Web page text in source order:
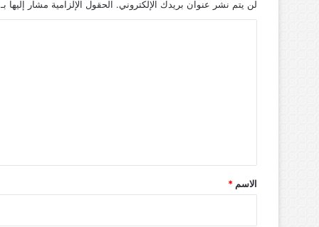
لن يتم نشر عنوان بريدك الإلكتروني. الحقول الإلزامية مشار إليها بـ
*
الاسم *